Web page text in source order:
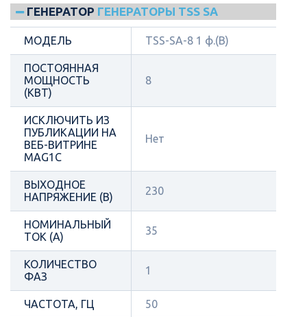
ГЕНЕРАТОР ГЕНЕРАТОРЫ TSS SA
МОДЕЛЬ TSS-SA-8 1 ф.(B)
ПОСТОЯННАЯ
МОЩНОСТЬ
(КВТ)
8
ИСКЛЮЧИТЬ ИЗ
ПУБЛИКАЦИИ НА
ВЕБ-ВИТРИНЕ
MAG1C
Нет
ВЫХОДНОЕ
НАПРЯЖЕНИЕ (В)
230
НОМИНАЛЬНЫЙ
ТОК (А)
35
КОЛИЧЕСТВО
ФАЗ
1
ЧАСТОТА, ГЦ 50